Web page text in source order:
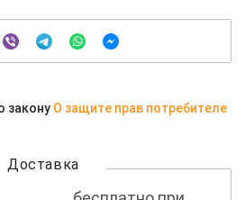
закону О защите прав потребителе
Доставка